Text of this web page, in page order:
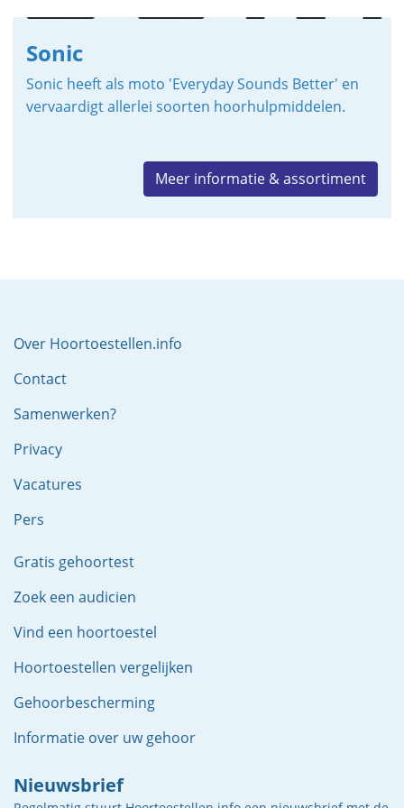
Sonic
Sonic heeft als moto 'Everyday Sounds Better' en
vervaardigt allerlei soorten hoorhulpmiddelen.
Meer informatie & assortiment
Over Hoortoestellen.info
Contact
Samenwerken?
Privacy
Vacatures
Pers
Gratis gehoortest
Zoek een audicien
Vind een hoortoestel
Hoortoestellen vergelijken
Gehoorbescherming
Informatie over uw gehoor
Nieuwsbrief